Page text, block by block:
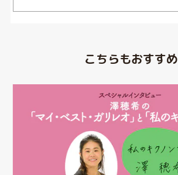
こちらもおすすめ